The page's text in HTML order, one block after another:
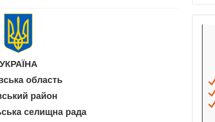
УКРАЇНА
область
район
селищна рада